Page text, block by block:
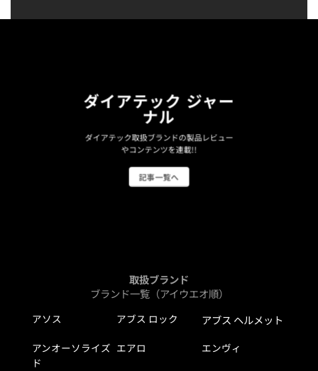
ダイアテック ジャー
ナル
ダイアテック取扱ブランドの製品レビュー
やコンテンツを連載!!
記事一覧へ
取扱ブランド
ブランド一覧（アイウエオ順）
アソス アブス ロック アブス ヘルメット
アンオーソライズ
ド
エアロ エンヴィ